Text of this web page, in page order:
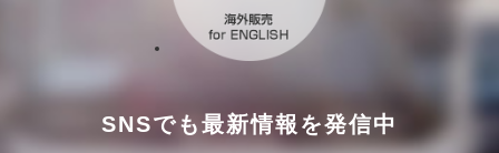
SNSでも最新情報を発信中